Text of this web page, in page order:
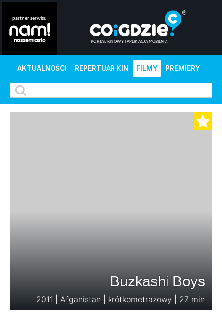
AKTUALNOŚCI REPERTUAR KIN FILMY PREMIERY
Buzkashi Boys
2011 | Afganistan | krótkometrażowy | 27 min